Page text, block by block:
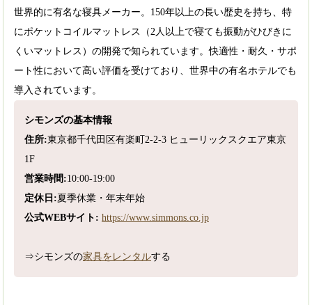
世界的に有名な寝具メーカー。150年以上の長い歴史を持ち、特
にポケットコイルマットレス（2人以上で寝ても振動がひびきに
くいマットレス）の開発で知られています。快適性・耐久・サポ
ート性において高い評価を受けており、世界中の有名ホテルでも
導入されています。
シモンズの基本情報
住所:東京都千代田区有楽町2-2-3 ヒューリックスクエア東京
1F
営業時間:10:00-19:00
定休日:夏季休業・年末年始
公式WEBサイト: https://www.simmons.co.jp
⇒シモンズの家具をレンタルする